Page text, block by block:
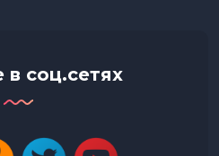
в соц.сетях